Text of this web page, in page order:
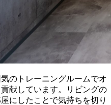
のトレーニングルームでオ
献しています。リビングの
にしたことで気持ちを切り